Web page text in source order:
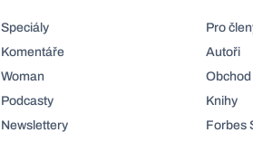
Speciály
Komentáře
Woman
Podcasty
Newslettery
Pro
Autoři
Obchod
Knihy
Forbes